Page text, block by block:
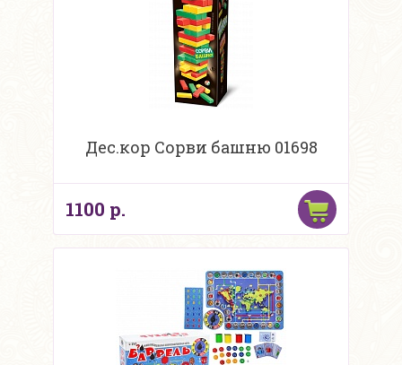
Дес.кор Сорви башню 01698
1100 р.